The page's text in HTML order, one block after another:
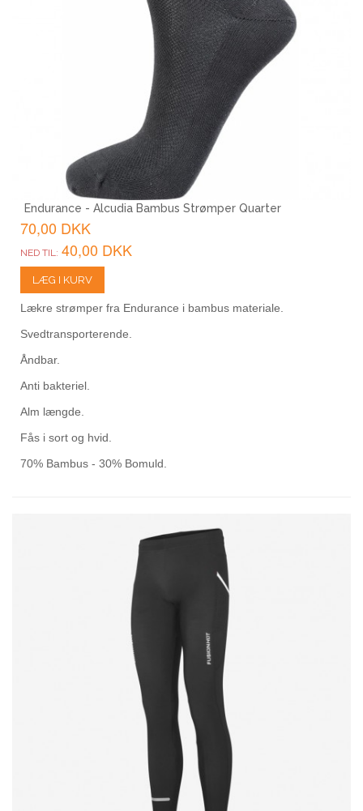
Endurance - Alcudia Bambus Strømper Quarter
70,00 DKK
NED TIL: 40,00 DKK
LÆG I KURV
Lækre strømper fra Endurance i bambus materiale.
Svedtransporterende.
Åndbar.
Anti bakteriel.
Alm længde.
Fås i sort og hvid.
70% Bambus - 30% Bomuld.